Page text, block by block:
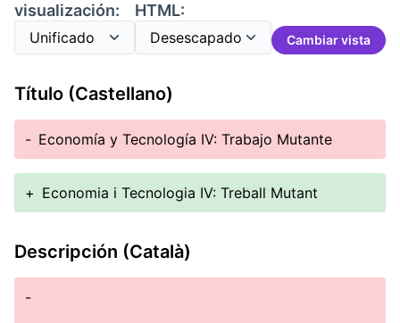
visualización:
HTML:
Cambiar vista
Título (Castellano)
- Economía y Tecnología IV: Trabajo Mutante
+ Economia i Tecnologia IV: Treball Mutant
Descripción (Català)
-